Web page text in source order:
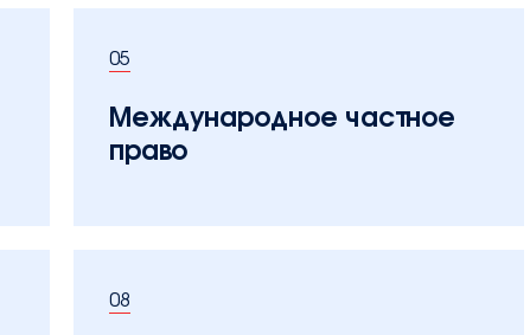
05
Международное частное
право
08